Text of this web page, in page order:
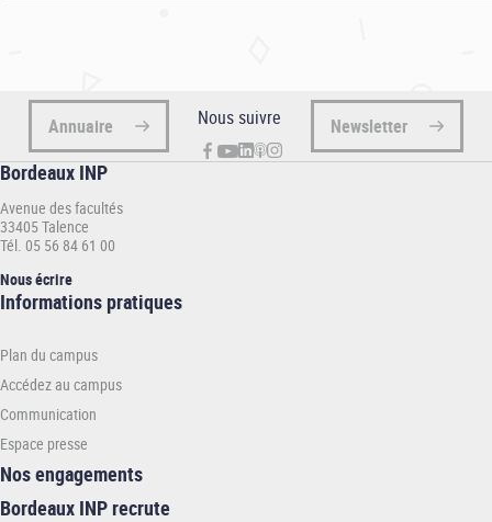
Annuaire Nous suivre Newsletter
Bordeaux INP
Avenue des facultés
33405 Talence
Tél. 05 56 84 61 00
Nous écrire
Informations
INP
Informations pratiques
Plan du campus
Accédez au campus
Communication
Espace presse
Nos engagements
Bordeaux INP recrute